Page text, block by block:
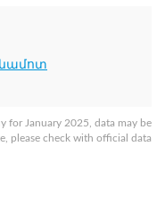
for January 2025, data may be
please check with official data